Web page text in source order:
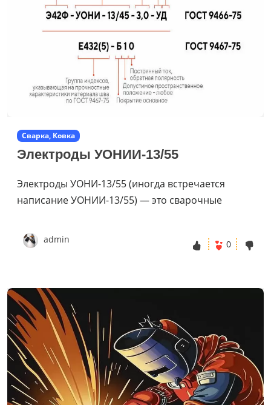
Сварка, Ковка
Электроды УОНИИ-13/55
Электроды УОНИ-13/55 (иногда встречается
написание УОНИИ-13/55) — это сварочные
admin 0